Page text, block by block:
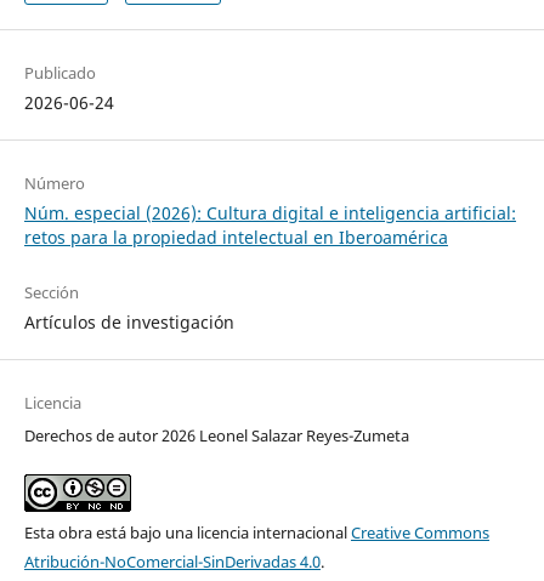
Publicado
2026-06-24
Número
Núm. especial (2026): Cultura digital e inteligencia artificial:
retos para la propiedad intelectual en Iberoamérica
Sección
Artículos de investigación
Licencia
Derechos de autor 2026 Leonel Salazar Reyes-Zumeta
Esta obra está bajo una licencia internacionalCreative Commons
Atribución-NoComercial-SinDerivadas 4.0.